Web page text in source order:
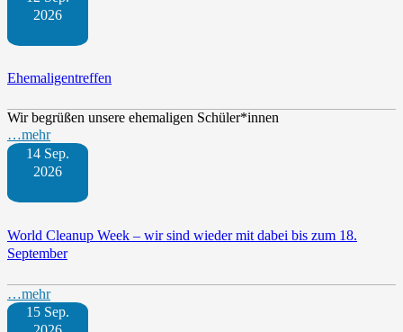
2026
Ehemaligentreffen
Wir begrüßen unsere ehemaligen Schüler*innen
…mehr
14 Sep.
2026
World Cleanup Week – wir sind wieder mit dabei bis zum 18.
September
…mehr
15 Sep.